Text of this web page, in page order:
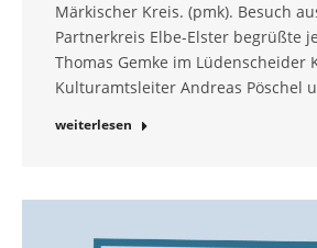
Märkischer Kreis. (pmk). Besuch
Partnerkreis Elbe-Elster begrüßte
Thomas Gemke im Lüdenscheider
Kulturamtsleiter Andreas Pöschel
weiterlesen